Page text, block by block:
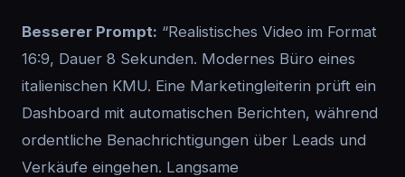
Besserer Prompt: “Realistisches Video im Format
16:9, Dauer 8 Sekunden. Modernes Büro eines
italienischen KMU. Eine Marketingleiterin prüft ein
Dashboard mit automatischen Berichten, während
ordentliche Benachrichtigungen über Leads und
Verkäufe eingehen. Langsame